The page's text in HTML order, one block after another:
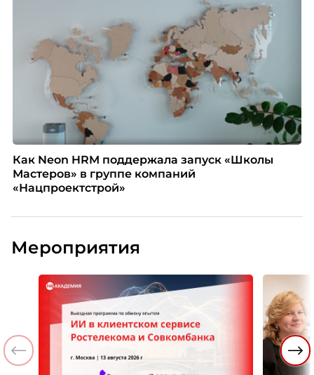
Как Neon HRM поддержала запуск «Школы
Мастеров» в группе компаний
«Нацпроектстрой»
Мероприятия